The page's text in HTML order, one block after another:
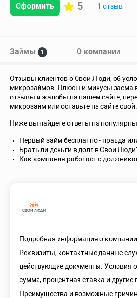
Оформить 5 1 отзыв
Займы 1 О компании
Отзывы клиентов о Свои Люди, об
микрозаймов. Плюсы и минусы заема
отзывы и жалобы на нашем сайте,
микрозайм или оставьте на сайте свой.
Ниже вы найдете ответы на
Первый займ бесплатно - правда
Брать ли деньги в долг в Свои
Как компания работает с
Подробная информация о
Реквизиты, контактные данные
действующие документы. Условия
сумма, процентная ставка и другие
Преимущества и возможные